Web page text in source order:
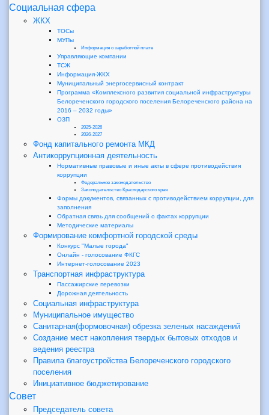
Социальная сфера
ЖКХ
ТОСы
МУПы
Информация о заработной плате
Управляющие компании
ТСЖ
Информация-ЖКХ
Муниципальный энергосервисный контракт
Программа «Комплексного развития социальной инфраструктуры
Белореченского городского поселения Белореченского района на
2016 – 2032 годы»
ОЗП
2025-2026
2026-2027
Фонд капитального ремонта МКД
Антикоррупционная деятельность
Нормативные правовые и иные акты в сфере противодействия
коррупции
Федеральное законодательство
Законодательство Краснодарского края
Формы документов, связанных с противодействием коррупции, для
заполнения
Обратная связь для сообщений о фактах коррупции
Методические материалы
Формирование комфортной городской среды
Конкурс "Малые города"
Онлайн - голосование ФКГС
Интернет-голосование 2023
Транспортная инфраструктура
Пассажирские перевозки
Дорожная деятельность
Социальная инфраструктура
Муниципальное имущество
Санитарная(формовочная) обрезка зеленых насаждений
Создание мест накопления твердых бытовых отходов и
ведения реестра
Правила благоустройства Белореченского городского
поселения
Инициативное бюджетирование
Совет
Председатель совета